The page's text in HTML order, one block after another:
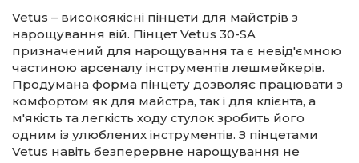
Vetus – високоякісні пінцети для майстрів з
нарощування вій. Пінцет Vetus 30-SA
призначений для нарощування та є невід'ємною
частиною арсеналу інструментів лешмейкерів.
Продумана форма пінцету дозволяє працювати з
комфортом як для майстра, так і для клієнта, а
м'якість та легкість ходу стулок зробить його
одним із улюблених інструментів. З пінцетами
Vetus навіть безперервне нарощування не